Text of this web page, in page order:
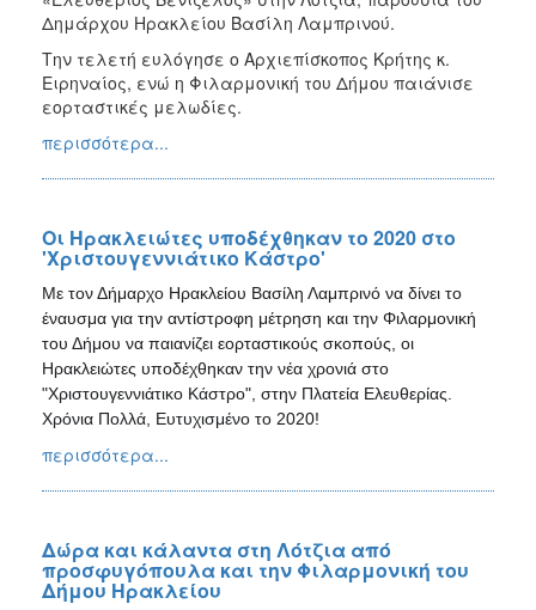
Δημάρχου Ηρακλείου Βασίλη Λαμπρινού.
Την τελετή ευλόγησε ο Αρχιεπίσκοπος Κρήτης κ.
Ειρηναίος, ενώ η Φιλαρμονική του Δήμου παιάνισε
εορταστικές μελωδίες.
περισσότερα...
Οι Ηρακλειώτες υποδέχθηκαν το 2020 στο
'Χριστουγεννιάτικο Κάστρο'
Με τον Δήμαρχο Ηρακλείου Βασίλη Λαμπρινό να δίνει το
έναυσμα για την αντίστροφη μέτρηση και την Φιλαρμονική
του Δήμου να παιανίζει εορταστικούς σκοπούς, οι
Ηρακλειώτες υποδέχθηκαν την νέα χρονιά στο
"Χριστουγεννιάτικο Κάστρο", στην Πλατεία Ελευθερίας.
Χρόνια Πολλά, Ευτυχισμένο το 2020!
περισσότερα...
Δώρα και κάλαντα στη Λότζια από
προσφυγόπουλα και την Φιλαρμονική του
Δήμου Ηρακλείου